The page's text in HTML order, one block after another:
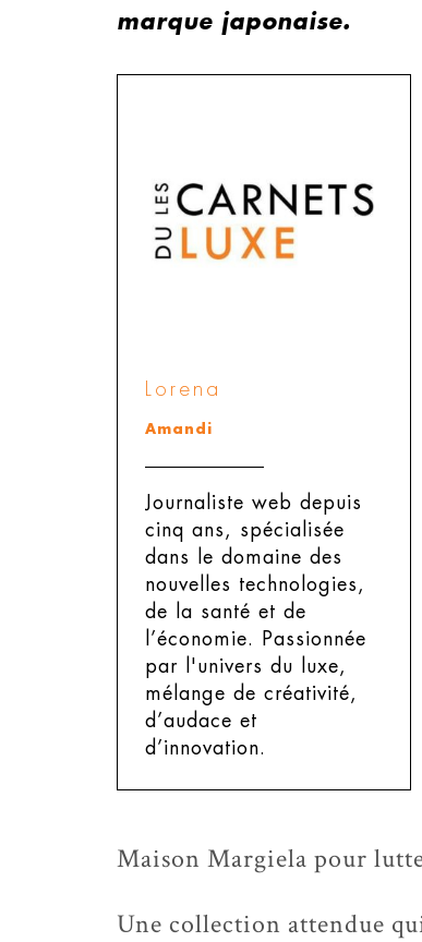
marque japonaise.
Lorena
Amandi
Journaliste web depuis
cinq ans, spécialisée
dans le domaine des
nouvelles technologies,
de la santé et de
l’économie. Passionnée
par l'univers du luxe,
mélange de créativité,
d’audace et
d’innovation.
Maison Margiela pour
Une collection attendue